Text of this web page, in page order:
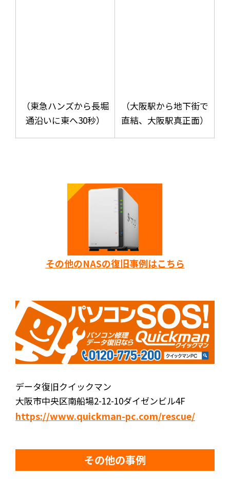
（東急ハンズから長堀
通沿いに東へ30秒）
（大阪駅から地下街で
直結、大阪駅真正面）
その他のNASの復旧事例はこちら
データ復旧クイックマン
大阪市中央区南船場2-12-10ダイゼンビル4F
https://www.quickman-pc.com/rescue/
その他の事例